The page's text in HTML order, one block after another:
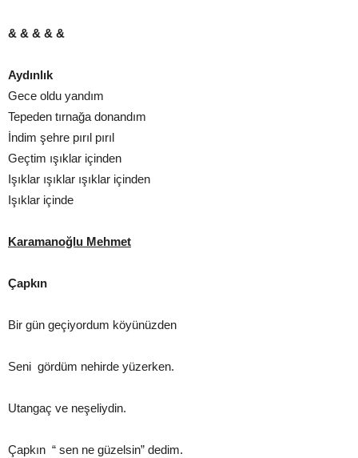
& & & & &
Aydınlık
Gece oldu yandım
Tepeden tırnağa donandım
İndim şehre pırıl pırıl
Geçtim ışıklar içinden
Işıklar ışıklar ışıklar içinden
Işıklar içinde
Karamanoğlu Mehmet
Çapkın
Bir gün geçiyordum köyünüzden
Seni gördüm nehirde yüzerken.
Utangaç ve neşeliydin.
Çapkın “ sen ne güzelsin” dedim.